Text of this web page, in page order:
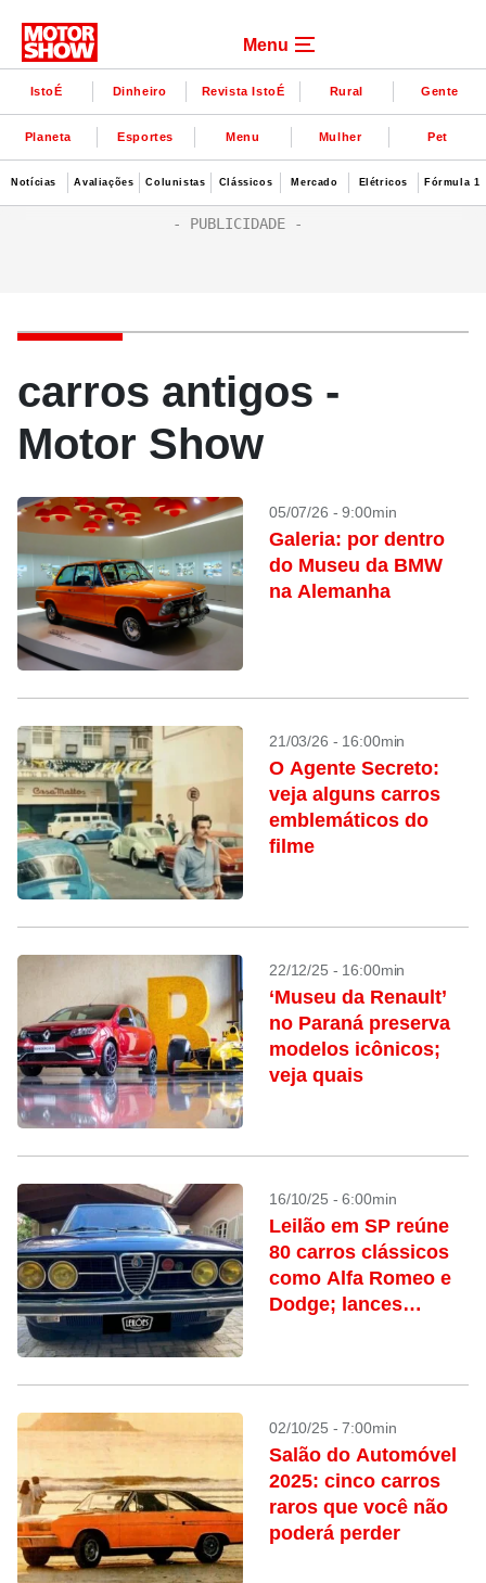
Menu
IstoÉ Dinheiro Revista IstoÉ Rural Gente
Planeta Esportes Menu Mulher Pet
Notícias Avaliações Colunistas Clássicos Mercado Elétricos Fórmula 1
carros antigos -
Motor Show
05/07/26 - 9:00min
Galeria: por dentro
do Museu da BMW
na Alemanha
21/03/26 - 16:00min
O Agente Secreto:
veja alguns carros
emblemáticos do
filme
22/12/25 - 16:00min
‘Museu da Renault’
no Paraná preserva
modelos icônicos;
veja quais
16/10/25 - 6:00min
Leilão em SP reúne
80 carros clássicos
como Alfa Romeo e
Dodge; lances
02/10/25 - 7:00min
Salão do Automóvel
2025: cinco carros
raros que você não
poderá perder